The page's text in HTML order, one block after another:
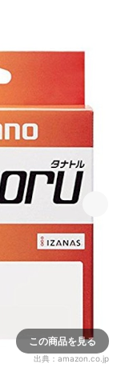
この商品を見る
出典： amazon.co.jp